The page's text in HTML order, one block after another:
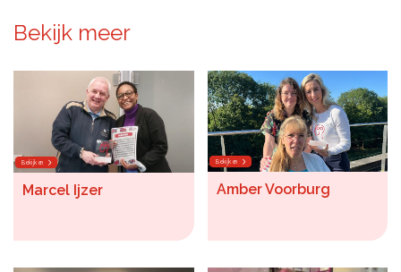
Bekijk meer
Bekijken
Marcel Ijzer
Bekijken
Amber Voorburg